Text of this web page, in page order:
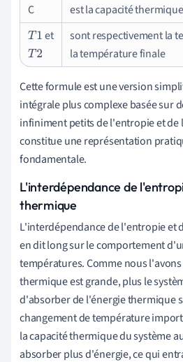
C
est la capacité
T1 et
T2
sont respectivement la
la température finale
Cette formule est une version
intégrale plus complexe basée sur
infiniment petits de l'entropie et de
constitue une représentation
fondamentale.
L'interdépendance de
thermique
L'interdépendance de l'entropie et
en dit long sur le comportement
températures. Comme nous
thermique est grande, plus le
d'absorber de l'énergie thermique
changement de température
la capacité thermique du système
absorber plus d'énergie, ce qui